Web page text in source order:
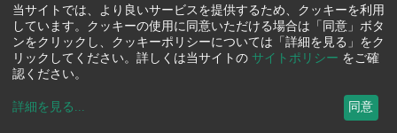
当サイトでは、より良いサービスを提供するため、クッキーを利用
しています。クッキーの使用に同意いただける場合は「同意」ボタ
ンをクリックし、クッキーポリシーについては「詳細を見る」をク
リックしてください。詳しくは当サイトの サイトポリシー をご確
認ください。
詳細を見る ... 同意